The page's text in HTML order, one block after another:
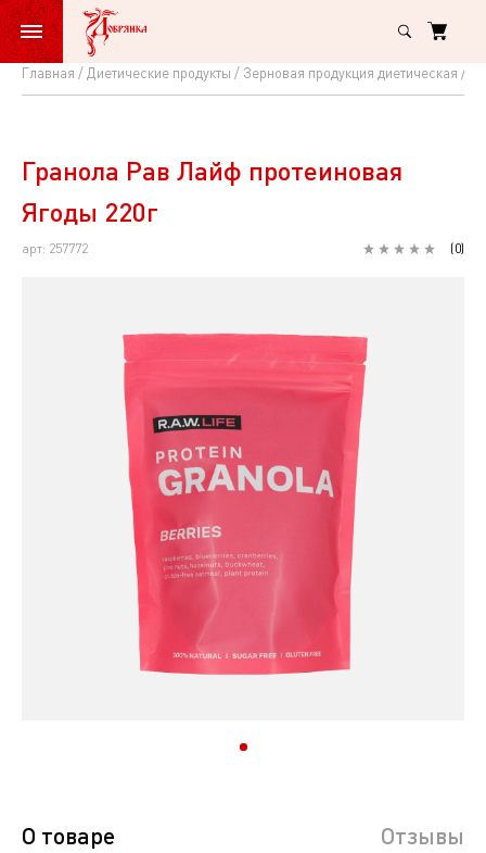
Главная Диетические продукты Зерновая продукция диетическая
Гранола
Лайф
протеиновая
Ягоды
Гранола Рав Лайф протеиновая
Ягоды 220г
арт: 257772 (0)
О товаре Отзывы